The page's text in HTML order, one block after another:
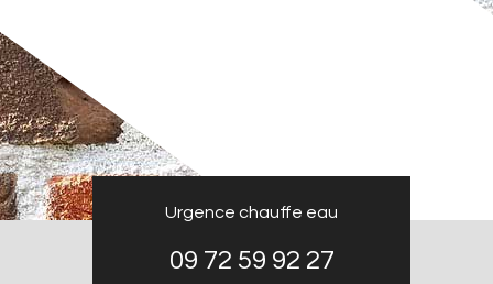
Urgence chauffe eau
09 72 59 92 27